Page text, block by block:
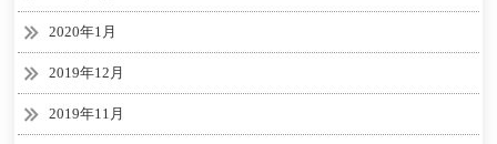
2020年1月
2019年12月
2019年11月